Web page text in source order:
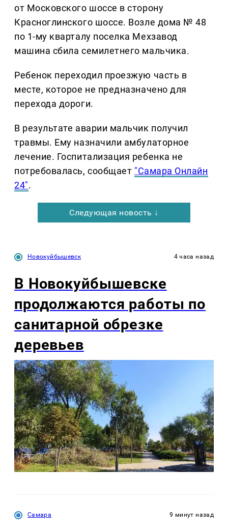
от Московского шоссе в сторону
Красноглинского шоссе. Возле дома № 48
по 1-му кварталу поселка Мехзавод
машина сбила семилетнего мальчика.
Ребенок переходил проезжую часть в
месте, которое не предназначено для
перехода дороги.
В результате аварии мальчик получил
травмы. Ему назначили амбулаторное
лечение. Госпитализация ребенка не
потребовалась, сообщает "Самара Онлайн
24".
Следующая новость ↓
Новокуйбышевск 4 часа назад
В Новокуйбышевске
продолжаются работы по
санитарной обрезке
деревьев
Самара 9 минут назад